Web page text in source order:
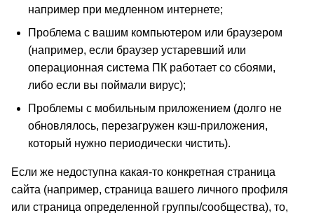
например при медленном интернете;
Проблема с вашим компьютером или браузером
(например, если браузер устаревший или
операционная система ПК работает со сбоями,
либо если вы поймали вирус);
Проблемы с мобильным приложением (долго не
обновлялось, перезагружен кэш-приложения,
который нужно периодически чистить).
Если же недоступна какая-то конкретная страница
сайта (например, страница вашего личного профиля
или страница определенной группы/сообщества), то,